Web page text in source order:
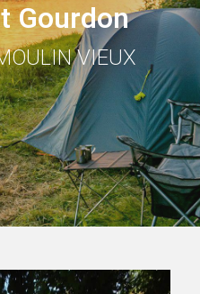
Gourdon
VIEUX